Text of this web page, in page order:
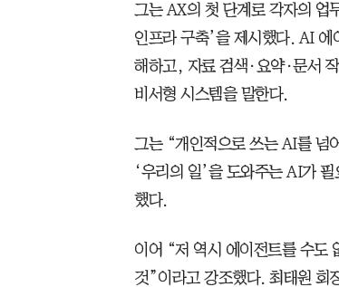
그는 AX의 첫 단계로 각자의 업
인프라 구축’을 제시했다. AI 에
해하고, 자료 검색·요약·문서
비서형 시스템을 말한다.
그는 “개인적으로 쓰는 AI를 넘
‘우리의 일’을 도와주는 AI가
했다.
이어 “저 역시 에이전트를 수도
것”이라고 강조했다. 최태원 회